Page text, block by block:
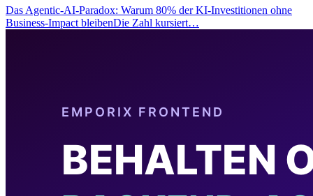
Das Agentic-AI-Paradox: Warum 80% der KI-Investitionen ohne
Business-Impact bleibenDie Zahl kursiert…